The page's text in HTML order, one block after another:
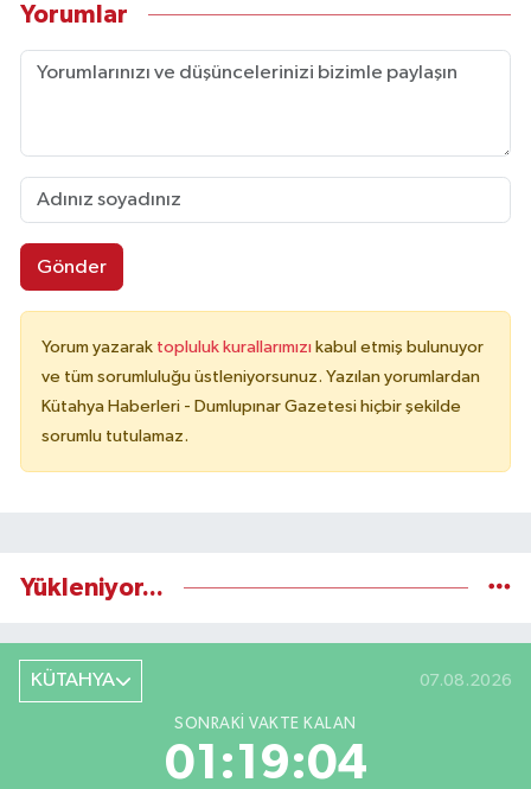
Yorumlar
Gönder
Yorum yazarak topluluk kurallarımızı kabul etmiş bulunuyor
ve tüm sorumluluğu üstleniyorsunuz. Yazılan yorumlardan
Kütahya Haberleri - Dumlupınar Gazetesi hiçbir şekilde
sorumlu tutulamaz.
Yükleniyor...
KÜTAHYA 07.08.2026
SONRAKI VAKTE KALAN
01:19:03